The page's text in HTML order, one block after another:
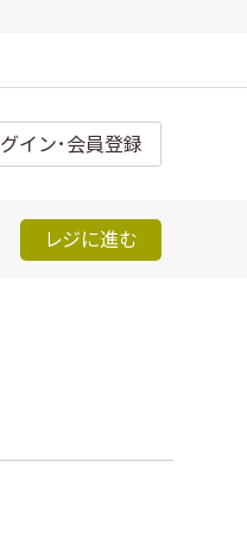
イン･会員登録
レジに進む